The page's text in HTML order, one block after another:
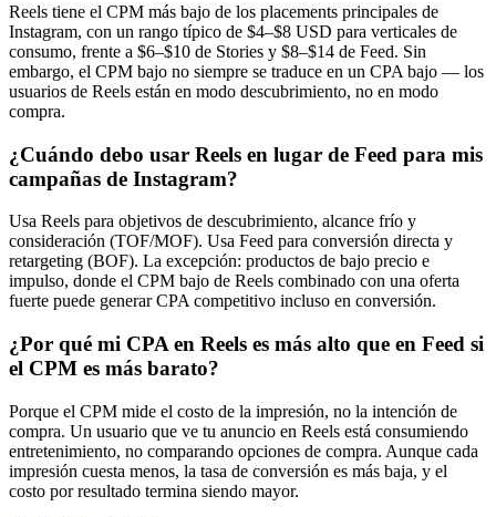
Reels tiene el CPM más bajo de los placements principales de
Instagram, con un rango típico de $4–$8 USD para verticales de
consumo, frente a $6–$10 de Stories y $8–$14 de Feed. Sin
embargo, el CPM bajo no siempre se traduce en un CPA bajo — los
usuarios de Reels están en modo descubrimiento, no en modo
compra.
¿Cuándo debo usar Reels en lugar de Feed para mis
campañas de Instagram?
Usa Reels para objetivos de descubrimiento, alcance frío y
consideración (TOF/MOF). Usa Feed para conversión directa y
retargeting (BOF). La excepción: productos de bajo precio e
impulso, donde el CPM bajo de Reels combinado con una oferta
fuerte puede generar CPA competitivo incluso en conversión.
¿Por qué mi CPA en Reels es más alto que en Feed si
el CPM es más barato?
Porque el CPM mide el costo de la impresión, no la intención de
compra. Un usuario que ve tu anuncio en Reels está consumiendo
entretenimiento, no comparando opciones de compra. Aunque cada
impresión cuesta menos, la tasa de conversión es más baja, y el
costo por resultado termina siendo mayor.